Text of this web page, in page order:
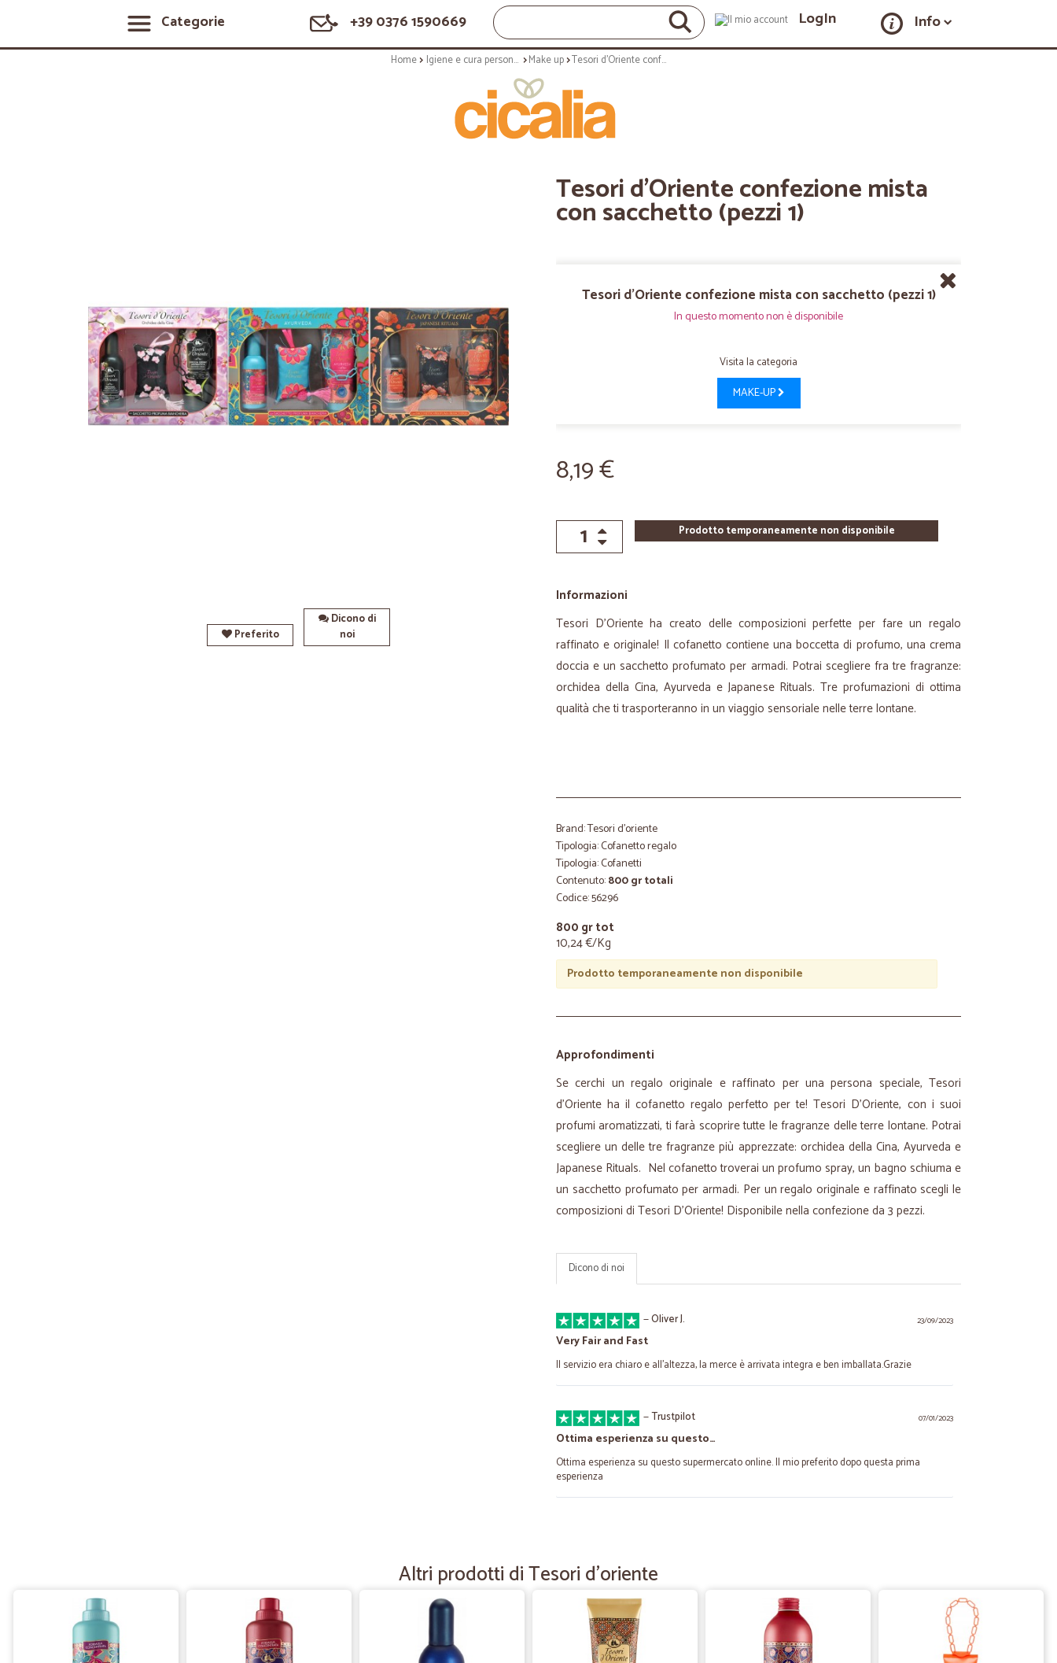
Categorie +39 0376 1590669 LogIn Info
Home Igiene e cura personale Make up Tesori d'Oriente confezione mista con sacchetto (pezzi 1)
Preferito
Dicono di
noi
Tesori d'Oriente confezione mista
con sacchetto (pezzi 1)
Tesori d'Oriente confezione mista con sacchetto (pezzi 1)
In questo momento non è disponibile
Visita la categoria
MAKE-UP
8,19 €
Prodotto temporaneamente non disponibile
Informazioni
Tesori D’Oriente ha creato delle composizioni perfette per fare un regalo
raffinato e originale! Il cofanetto contiene una boccetta di profumo, una crema
doccia e un sacchetto profumato per armadi. Potrai scegliere fra tre fragranze:
orchidea della Cina, Ayurveda e Japanese Rituals. Tre profumazioni di ottima
qualità che ti trasporteranno in un viaggio sensoriale nelle terre lontane.
Brand: Tesori d'oriente
Tipologia: Cofanetto regalo
Tipologia: Cofanetti
Contenuto:800 gr totali
Codice: 56296
800 gr tot
10,24 €/Kg
Prodotto temporaneamente non disponibile
Approfondimenti
Se cerchi un regalo originale e raffinato per una persona speciale, Tesori
d’Oriente ha il cofanetto regalo perfetto per te! Tesori D’Oriente, con i suoi
profumi aromatizzati, ti farà scoprire tutte le fragranze delle terre lontane. Potrai
scegliere un delle tre fragranze più apprezzate: orchidea della Cina, Ayurveda e
Japanese Rituals. Nel cofanetto troverai un profumo spray, un bagno schiuma e
un sacchetto profumato per armadi. Per un regalo originale e raffinato scegli le
composizioni di Tesori D’Oriente! Disponibile nella confezione da 3 pezzi.
Dicono di noi
23/09/2023
—Oliver J.
Very Fair and Fast
Il servizio era chiaro e all'altezza, la merce è arrivata integra e ben imballata.Grazie
07/01/2023
—Trustpilot
Ottima esperienza su questo…
Ottima esperienza su questo supermercato online. Il mio preferito dopo questa prima
esperienza
Buon servizio
10/04/2020
Dato il periodo di emergenza è stato un…
Altri prodotti di Tesori d'oriente